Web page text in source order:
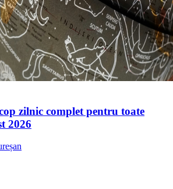
zilnic complet pentru toate
2026